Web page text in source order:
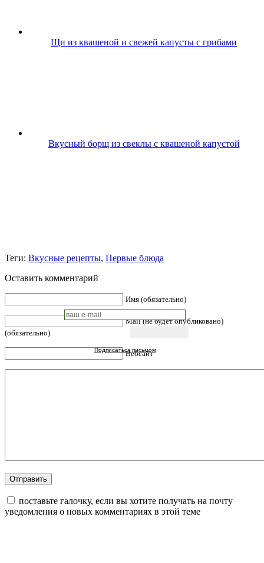
Щи из квашеной и свежей капусты с грибами
Вкусный борщ из свеклы с квашеной капустой
Подписаться письмом
Теги: Вкусные рецепты, Первые блюда
Оставить комментарий
Имя (обязательно)
Mail (не будет опубликовано)
(обязательно)
Вебсайт
поставьте галочку, если вы хотите получать на почту
уведомления о новых комментариях в этой теме